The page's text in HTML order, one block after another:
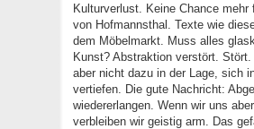
Kulturverlust. Keine Chance
von Hofmannsthal. Texte wie
dem Möbelmarkt. Muss alles
Kunst? Abstraktion verstört.
aber nicht dazu in der Lage, sich
vertiefen. Die gute Nachricht:
wiedererlangen. Wenn wir uns
verbleiben wir geistig arm. Das